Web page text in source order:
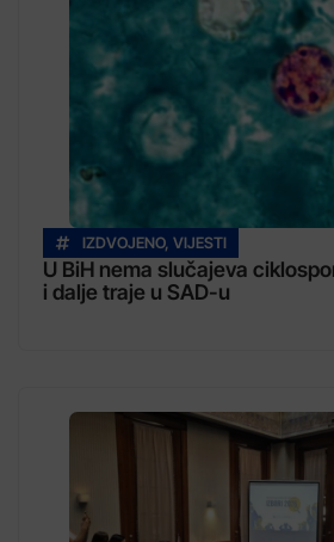
IZDVOJENO, VIJESTI
U BiH nema slučajeva
i dalje traje u SAD-u